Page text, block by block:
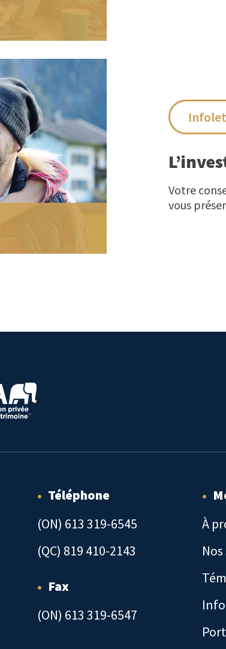
Votre
vous
• Téléphone
(ON) 613 319-6545
(QC) 819 410-2143
• Fax
(ON) 613 319-6547
•
À